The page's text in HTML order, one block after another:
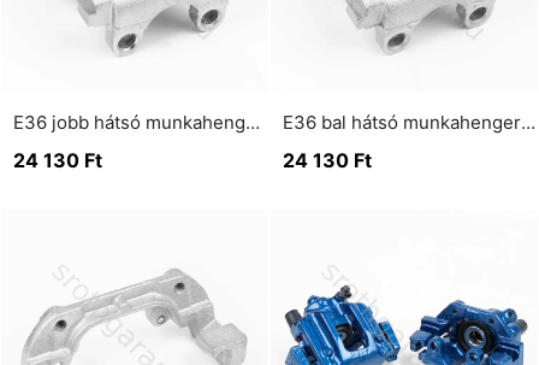
E36 jobb hátsó munkahenger tömör féktárcsához
24 130 Ft
E36 bal hátsó munkahenger tömör féktárcsához
24 130 Ft